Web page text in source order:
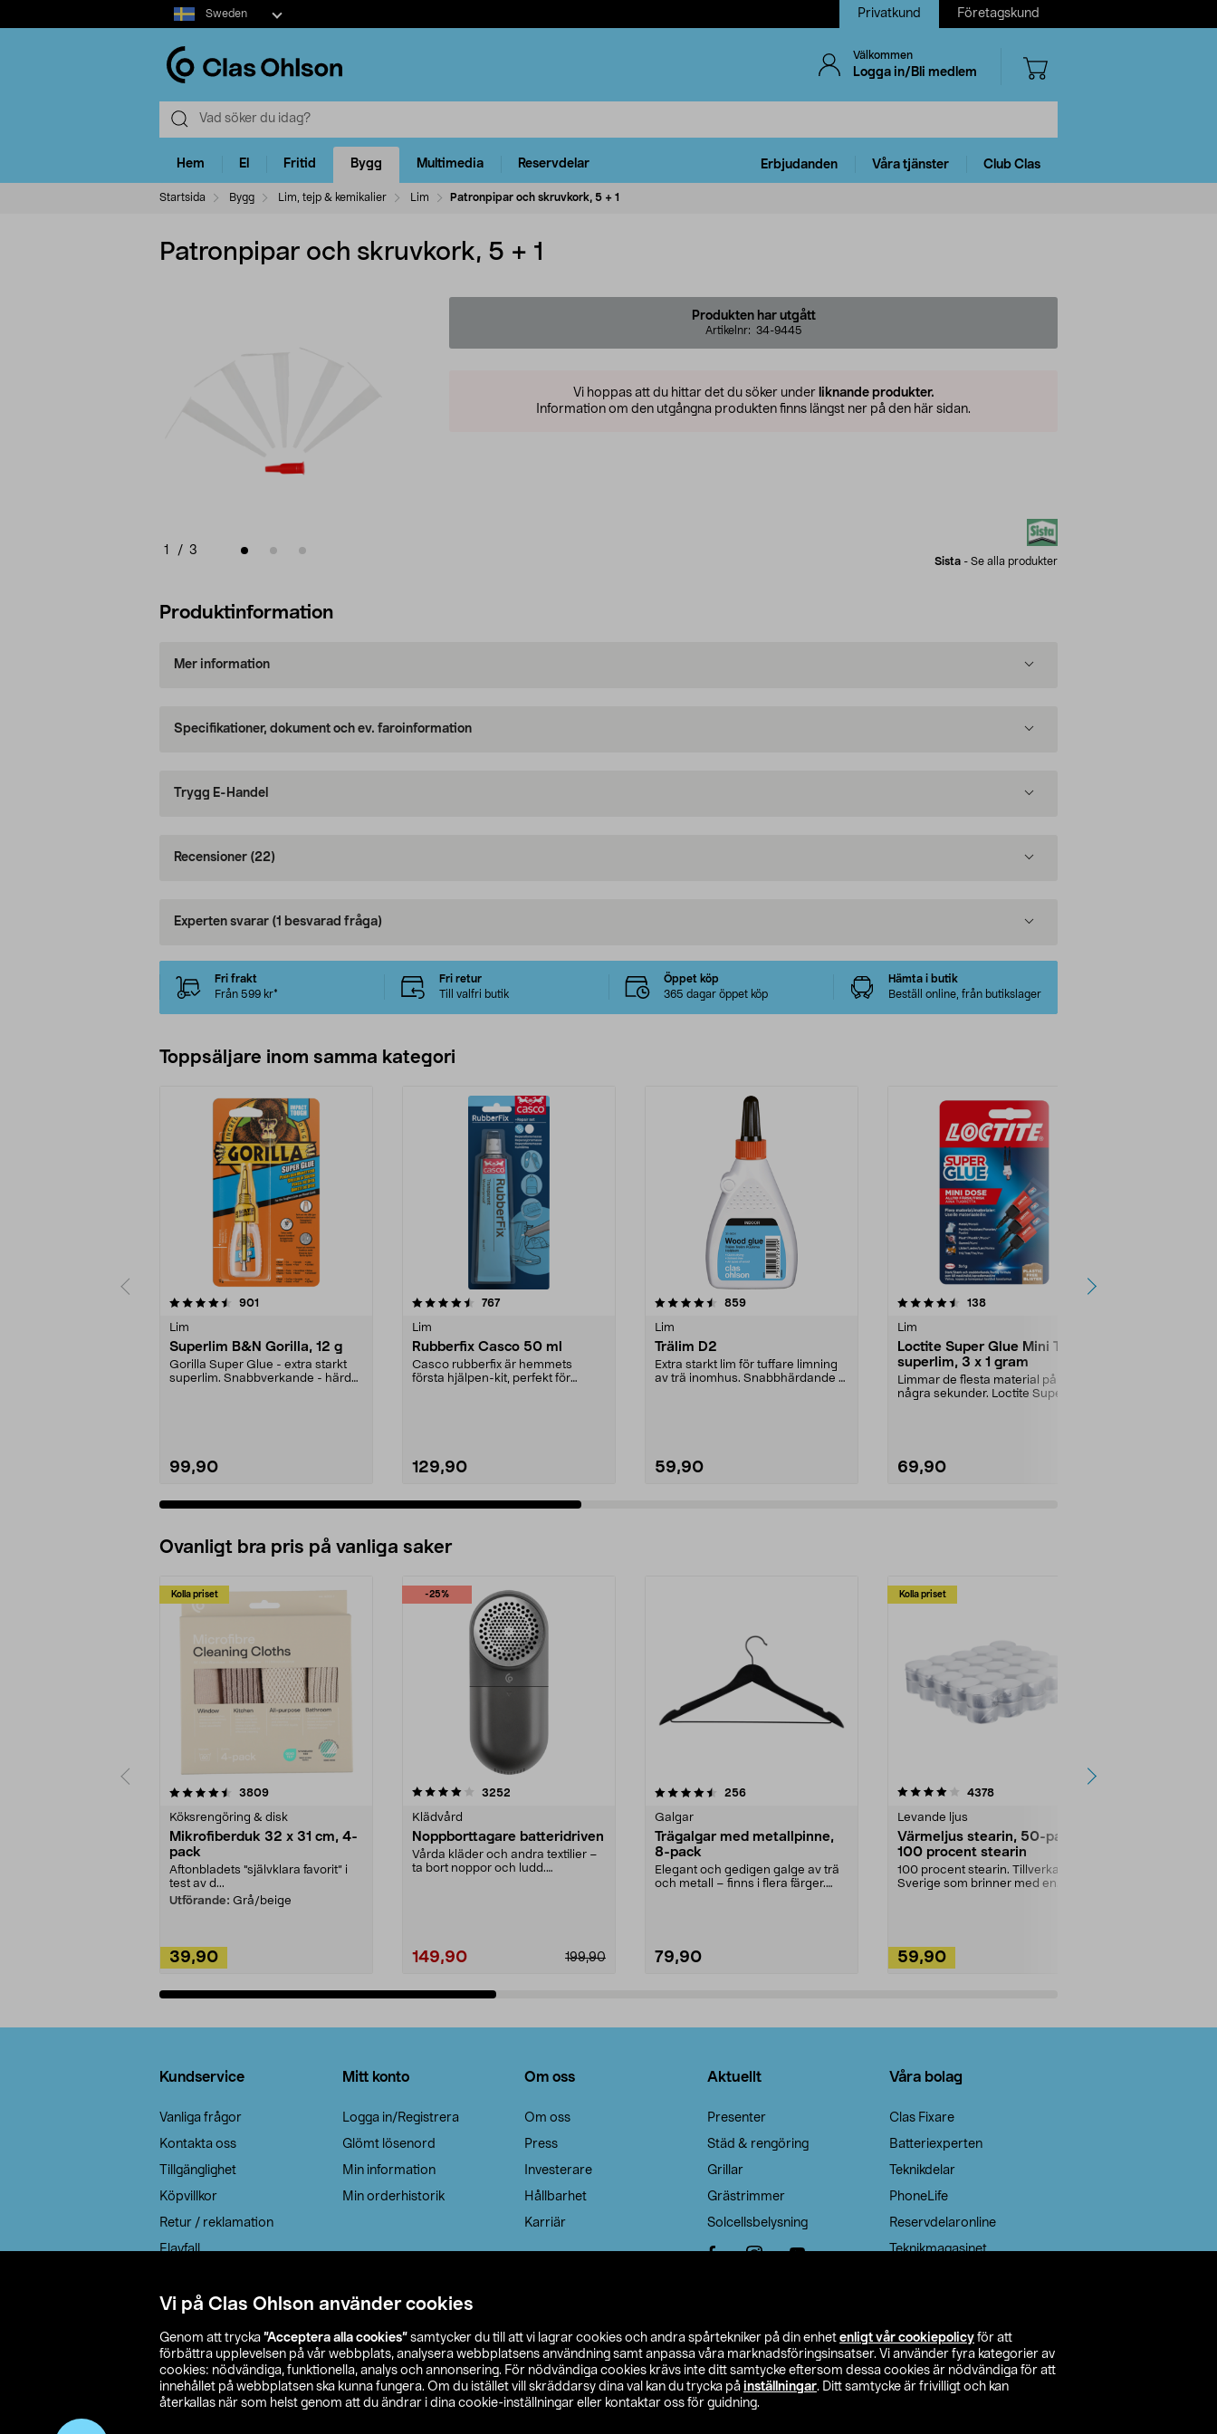
Vi på Clas Ohlson använder cookies
Genom att trycka ”Acceptera alla cookies” samtycker du till att vi lagrar cookies och andra spårtekniker på din enhet enligt vår cookiepolicy för att
förbättra upplevelsen på vår webbplats, analysera webbplatsens användning samt anpassa våra marknadsföringsinsatser. Vi använder fyra kategorier av
cookies: nödvändiga, funktionella, analys och annonsering. För nödvändiga cookies krävs inte ditt samtycke eftersom dessa cookies är nödvändiga för att
innehållet på webbplatsen ska kunna fungera. Om du istället vill skräddarsy dina val kan du trycka på inställningar. Ditt samtycke är frivilligt och kan
återkallas när som helst genom att du ändrar i dina cookie-inställningar eller kontaktar oss för guidning.
Select
market
Sweden Privatkund Företagskund
Välkommen
Logga in/Bli medlem
Hem El Fritid Bygg Multimedia Reservdelar Erbjudanden Våra tjänster Club Clas
Startsida Bygg Lim, tejp & kemikalier Lim Patronpipar och skruvkork, 5 + 1
Patronpipar och skruvkork, 5 + 1
1 / 3
Produkten har utgått
Artikelnr: 34-9445
Vi hoppas att du hittar det du söker under liknande produkter.
Information om den utgångna produkten finns längst ner på den här sidan.
Sista - Se alla produkter
Produktinformation
Mer information
Specifikationer, dokument och ev. faroinformation
Trygg E-Handel
Recensioner (22)
Experten svarar (1 besvarad fråga)
Fri frakt
Från 599 kr*
Fri retur
Till valfri butik
Öppet köp
365 dagar öppet köp
Hämta i butik
Beställ online, från butikslager
Toppsäljare inom samma kategori
901
Lim
Superlim B&N Gorilla, 12 g
Gorilla Super Glue - extra starkt
superlim. Snabbverkande - härdar
99,90
4.5 av 5 stjärnor 767recensioner
Lim
Rubberfix Casco 50 ml
Casco rubberfix är hemmets
första hjälpen-kit, perfekt för
129,90
4.5 av 5 stjärnor 859recensioner
Lim
Trälim D2
Extra starkt lim för tuffare limning
av trä inomhus. Snabbhärdande -
59,90
4.5 av 5 stjärnor 138recensioner
Lim
Loctite Super Glue Mini Trio
superlim, 3 x 1 gram
Limmar de flesta material på
några sekunder. Loctite Super
69,90
4.5 av 5 stjärnor
Ovanligt bra pris på vanliga saker
Kolla priset
3809recensioner
Köksrengöring & disk
Mikrofiberduk 32 x 31 cm, 4-
pack
Aftonbladets "självklara favorit” i
test av d...
Utförande: Grå/beige
39,90
-25%
4.0av 5 stjärnor 3252
Klädvård
Noppborttagare batteridriven
Vårda kläder och andra textilier –
ta bort noppor och ludd.
199,90
149,90
4.5av 5 stjärnor 256recensioner
Galgar
Trägalgar med metallpinne,
8-pack
Elegant och gedigen galge av trä
och metall – finns i flera färger.
79,90
Kolla priset
4.0av 5 stjärnor 4378recensioner
Levande ljus
Värmeljus stearin, 50-pack,
100 procent stearin
100 procent stearin. Tillverkade i
Sverige som brinner med en
59,90
4.5av 5 stjärnor
Kundservice
Vanliga frågor
Kontakta oss
Tillgänglighet
Köpvillkor
Retur / reklamation
Elavfall
Leveransalternativ
Mitt konto
Logga in/Registrera
Glömt lösenord
Min information
Min orderhistorik
Om oss
Om oss
Press
Investerare
Hållbarhet
Karriär
Aktuellt
Presenter
Städ & rengöring
Grillar
Grästrimmer
Solcellsbelysning
Våra bolag
Clas Fixare
Batteriexperten
Teknikdelar
PhoneLife
Reservdelaronline
Teknikmagasinet